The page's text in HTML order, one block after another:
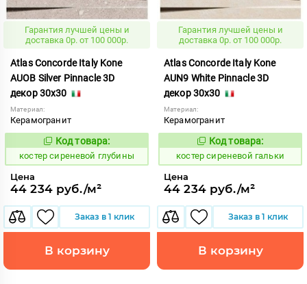
Гарантия лучшей цены и
доставка 0р. от 100 000р.
Atlas Concorde Italy Kone
AUOB Silver Pinnacle 3D
декор 30x30
Материал:
Керамогранит
807642
Код товара:
костер сиреневой глубины
Цена
44 234 руб./м²
Заказ в 1 клик
В корзину
Гарантия лучшей цены и
доставка 0р. от 100 000р.
Atlas Concorde Italy Kone
AUN9 White Pinnacle 3D
декор 30x30
Материал:
Керамогранит
807640
Код товара:
костер сиреневой гальки
Цена
44 234 руб./м²
Заказ в 1 клик
В корзину